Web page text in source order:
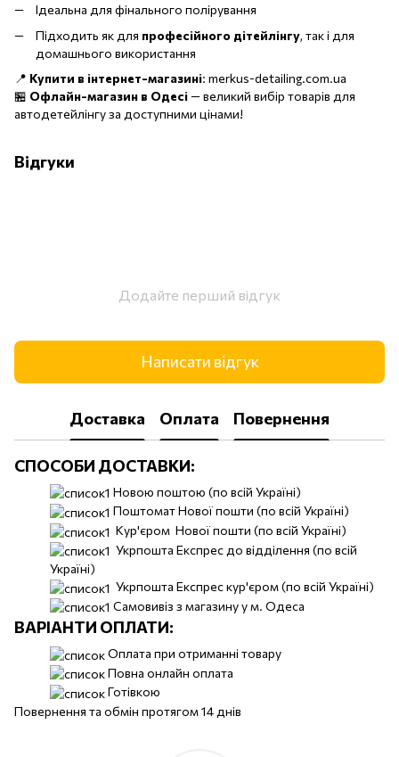
Ідеальна для фінального полірування
Підходить як для професійного дітейлінгу, так і для
домашнього використання
📍 Купити в інтернет-магазині: merkus-detailing.com.ua
🏪 Офлайн-магазин в Одесі— великий вибір товарів для
автодетейлінгу за доступними цінами!
Відгуки
Додайте перший відгук
Написати відгук
Доставка Оплата Повернення
СПОСОБИ ДОСТАВКИ:
Новою поштою (по всій Україні)
Поштомат Нової пошти (по всій Україні)
Кур'єром Нової пошти (по всій Україні)
Укрпошта Експрес до відділення (по всій
Україні)
Укрпошта Експрес кур'єром (по всій Україні)
Самовивіз з магазину у м. Одеса
ВАРІАНТИ ОПЛАТИ:
Оплата при отриманні товару
Повна онлайн оплата
Готівкою
Повернення та обмін протягом 14 днів